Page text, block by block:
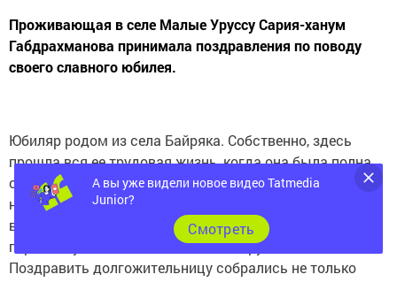
Проживающая в селе Малые Уруссу Сария-ханум
Габдрахманова принимала поздравления по поводу
своего славного юбилея.
Юбиляр родом из села Байряка. Собственно, здесь
прошла вся ее трудовая жизнь, когда она была полна
сил и здоровья, и чья судьба стала частью истории
нашего района. В Малые Уруссу она перебралась к
внучке. Оно и понятно, ведь героиня повествования
перешагнула 95-летний жизненный рубеж.
Поздравить долгожительницу собрались не только
А вы уже видели новое видео Tatmedia
Junior?
Cмотреть